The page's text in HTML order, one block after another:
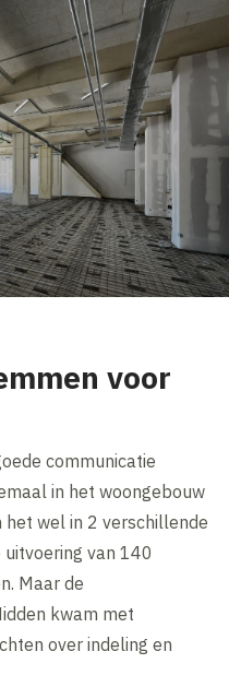
voor
communicatie
in het woongebouw
wel in 2 verschillende
van 140
Maar de
kwam met
over indeling en